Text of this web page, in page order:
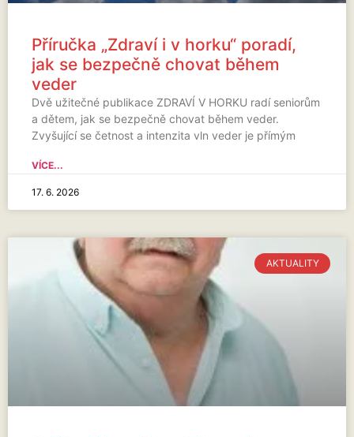
Příručka „Zdraví i v horku“ poradí,
jak se bezpečně chovat během
veder
Dvě užitečné publikace ZDRAVÍ V HORKU radí seniorům
a dětem, jak se bezpečně chovat během veder.
Zvyšující se četnost a intenzita vln veder je přímým
VÍCE...
17. 6. 2026
AKTUALITY